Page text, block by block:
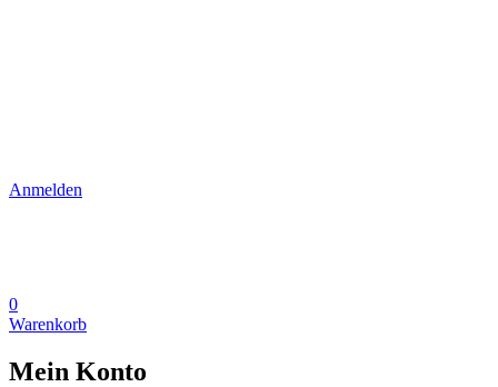
Anmelden
0
Warenkorb
Mein Konto